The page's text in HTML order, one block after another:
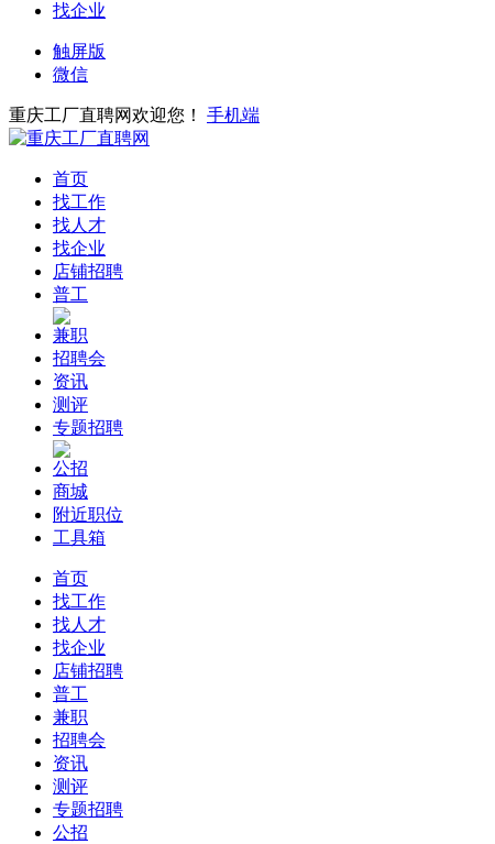
找企业
触屏版
微信
重庆工厂直聘网欢迎您！ 手机端
首页
找工作
找人才
找企业
店铺招聘
普工
兼职
招聘会
资讯
测评
专题招聘
公招
商城
附近职位
工具箱
首页
找工作
找人才
找企业
店铺招聘
普工
兼职
招聘会
资讯
测评
专题招聘
公招